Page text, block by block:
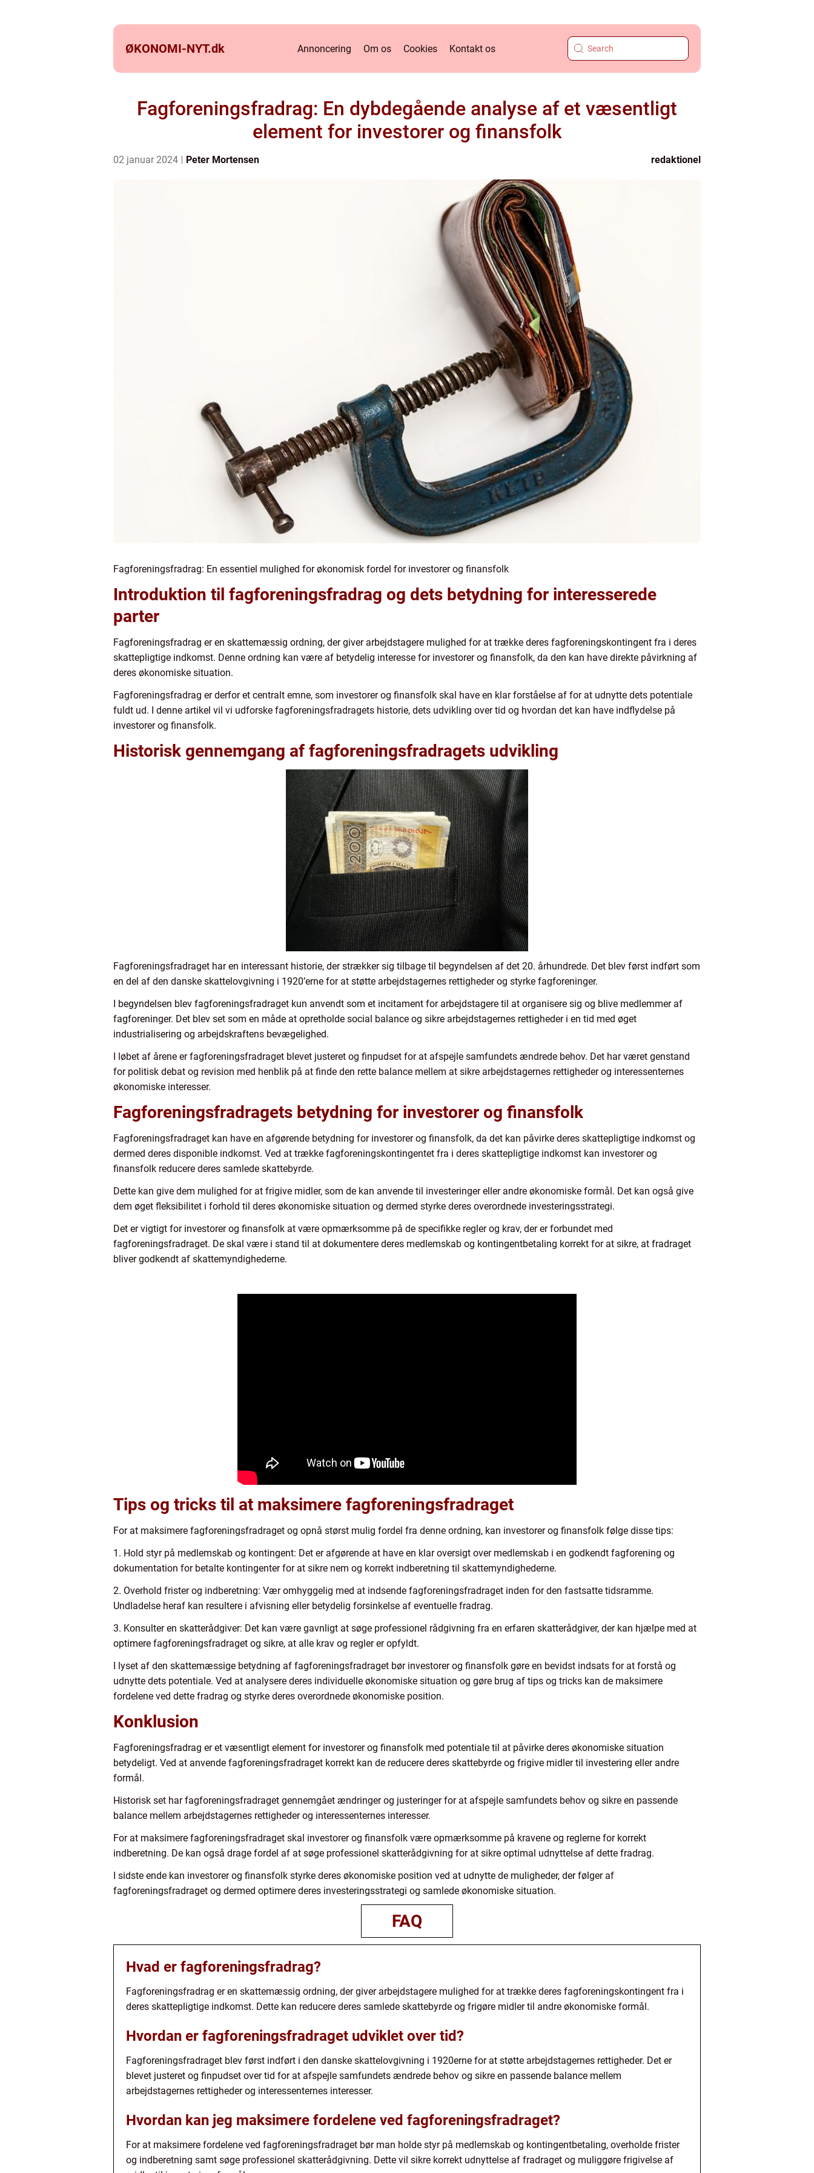
ØKONOMI-NYT.dk Annoncering Om os Cookies Kontakt os
Fagforeningsfradrag: En dybdegående analyse af et væsentligt
element for investorer og finansfolk
02 januar 2024 Peter Mortensen redaktionel
Fagforeningsfradrag: En essentiel mulighed for økonomisk fordel for investorer og finansfolk
Introduktion til fagforeningsfradrag og dets betydning for interesserede
parter
Fagforeningsfradrag er en skattemæssig ordning, der giver arbejdstagere mulighed for at trække deres fagforeningskontingent fra i deres
skattepligtige indkomst. Denne ordning kan være af betydelig interesse for investorer og finansfolk, da den kan have direkte påvirkning af
deres økonomiske situation.
Fagforeningsfradrag er derfor et centralt emne, som investorer og finansfolk skal have en klar forståelse af for at udnytte dets potentiale
fuldt ud. I denne artikel vil vi udforske fagforeningsfradragets historie, dets udvikling over tid og hvordan det kan have indflydelse på
investorer og finansfolk.
Historisk gennemgang af fagforeningsfradragets udvikling
Fagforeningsfradraget har en interessant historie, der strækker sig tilbage til begyndelsen af det 20. århundrede. Det blev først indført som
en del af den danske skattelovgivning i 1920’erne for at støtte arbejdstagernes rettigheder og styrke fagforeninger.
I begyndelsen blev fagforeningsfradraget kun anvendt som et incitament for arbejdstagere til at organisere sig og blive medlemmer af
fagforeninger. Det blev set som en måde at opretholde social balance og sikre arbejdstagernes rettigheder i en tid med øget
industrialisering og arbejdskraftens bevægelighed.
I løbet af årene er fagforeningsfradraget blevet justeret og finpudset for at afspejle samfundets ændrede behov. Det har været genstand
for politisk debat og revision med henblik på at finde den rette balance mellem at sikre arbejdstagernes rettigheder og interessenternes
økonomiske interesser.
Fagforeningsfradragets betydning for investorer og finansfolk
Fagforeningsfradraget kan have en afgørende betydning for investorer og finansfolk, da det kan påvirke deres skattepligtige indkomst og
dermed deres disponible indkomst. Ved at trække fagforeningskontingentet fra i deres skattepligtige indkomst kan investorer og
finansfolk reducere deres samlede skattebyrde.
Dette kan give dem mulighed for at frigive midler, som de kan anvende til investeringer eller andre økonomiske formål. Det kan også give
dem øget fleksibilitet i forhold til deres økonomiske situation og dermed styrke deres overordnede investeringsstrategi.
Det er vigtigt for investorer og finansfolk at være opmærksomme på de specifikke regler og krav, der er forbundet med
fagforeningsfradraget. De skal være i stand til at dokumentere deres medlemskab og kontingentbetaling korrekt for at sikre, at fradraget
bliver godkendt af skattemyndighederne.
Tips og tricks til at maksimere fagforeningsfradraget
For at maksimere fagforeningsfradraget og opnå størst mulig fordel fra denne ordning, kan investorer og finansfolk følge disse tips:
1. Hold styr på medlemskab og kontingent: Det er afgørende at have en klar oversigt over medlemskab i en godkendt fagforening og
dokumentation for betalte kontingenter for at sikre nem og korrekt indberetning til skattemyndighederne.
2. Overhold frister og indberetning: Vær omhyggelig med at indsende fagforeningsfradraget inden for den fastsatte tidsramme.
Undladelse heraf kan resultere i afvisning eller betydelig forsinkelse af eventuelle fradrag.
3. Konsulter en skatterådgiver: Det kan være gavnligt at søge professionel rådgivning fra en erfaren skatterådgiver, der kan hjælpe med at
optimere fagforeningsfradraget og sikre, at alle krav og regler er opfyldt.
I lyset af den skattemæssige betydning af fagforeningsfradraget bør investorer og finansfolk gøre en bevidst indsats for at forstå og
udnytte dets potentiale. Ved at analysere deres individuelle økonomiske situation og gøre brug af tips og tricks kan de maksimere
fordelene ved dette fradrag og styrke deres overordnede økonomiske position.
Konklusion
Fagforeningsfradrag er et væsentligt element for investorer og finansfolk med potentiale til at påvirke deres økonomiske situation
betydeligt. Ved at anvende fagforeningsfradraget korrekt kan de reducere deres skattebyrde og frigive midler til investering eller andre
formål.
Historisk set har fagforeningsfradraget gennemgået ændringer og justeringer for at afspejle samfundets behov og sikre en passende
balance mellem arbejdstagernes rettigheder og interessenternes interesser.
For at maksimere fagforeningsfradraget skal investorer og finansfolk være opmærksomme på kravene og reglerne for korrekt
indberetning. De kan også drage fordel af at søge professionel skatterådgivning for at sikre optimal udnyttelse af dette fradrag.
I sidste ende kan investorer og finansfolk styrke deres økonomiske position ved at udnytte de muligheder, der følger af
fagforeningsfradraget og dermed optimere deres investeringsstrategi og samlede økonomiske situation.
FAQ
Hvad er fagforeningsfradrag?
Fagforeningsfradrag er en skattemæssig ordning, der giver arbejdstagere mulighed for at trække deres fagforeningskontingent fra i
deres skattepligtige indkomst. Dette kan reducere deres samlede skattebyrde og frigøre midler til andre økonomiske formål.
Hvordan er fagforeningsfradraget udviklet over tid?
Fagforeningsfradraget blev først indført i den danske skattelovgivning i 1920erne for at støtte arbejdstagernes rettigheder. Det er
blevet justeret og finpudset over tid for at afspejle samfundets ændrede behov og sikre en passende balance mellem
arbejdstagernes rettigheder og interessenternes interesser.
Hvordan kan jeg maksimere fordelene ved fagforeningsfradraget?
For at maksimere fordelene ved fagforeningsfradraget bør man holde styr på medlemskab og kontingentbetaling, overholde frister
og indberetning samt søge professionel skatterådgivning. Dette vil sikre korrekt udnyttelse af fradraget og muliggøre frigivelse af